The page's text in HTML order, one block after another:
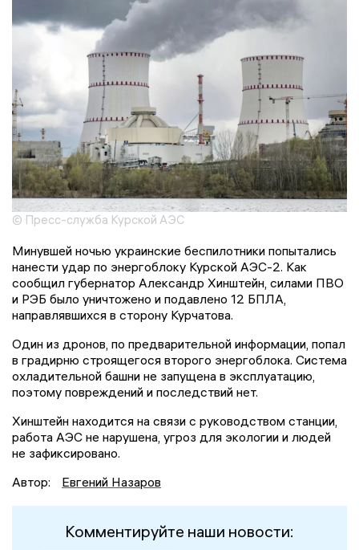
© Пресс-служба Курской АЭС
Минувшей ночью украинские беспилотники попытались
нанести удар по энергоблоку Курской АЭС-2. Как
сообщил губернатор Александр Хинштейн, силами ПВО
и РЭБ было уничтожено и подавлено 12 БПЛА,
направлявшихся в сторону Курчатова.
Один из дронов, по предварительной информации, попал
в градирню строящегося второго энергоблока. Система
охладительной башни не запущена в эксплуатацию,
поэтому повреждений и последствий нет.
Хинштейн находится на связи с руководством станции,
работа АЭС не нарушена, угроз для экологии и людей
не зафиксировано.
Автор:
Евгений Назаров
Комментируйте наши новости: